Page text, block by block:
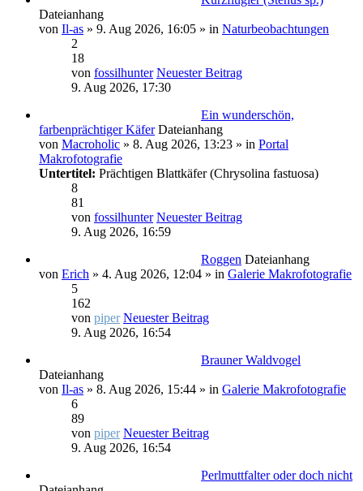
Dateianhang
von Il-as » 9. Aug 2026, 16:05 » in Naturbeobachtungen
2
18
von fossilhunter Neuester Beitrag
9. Aug 2026, 17:30
Ein wunderschön,
farbenprächtiger Käfer Dateianhang
von Macroholic » 8. Aug 2026, 13:23 » in Portal
Makrofotografie
Untertitel: Prächtigen Blattkäfer (Chrysolina fastuosa)
8
81
von fossilhunter Neuester Beitrag
9. Aug 2026, 16:59
Roggen Dateianhang
von Erich » 4. Aug 2026, 12:04 » in Galerie Makrofotografie
5
162
von piper Neuester Beitrag
9. Aug 2026, 16:54
Brauner Waldvogel
Dateianhang
von Il-as » 8. Aug 2026, 15:44 » in Galerie Makrofotografie
6
89
von piper Neuester Beitrag
9. Aug 2026, 16:54
Perlmuttfalter oder doch nicht